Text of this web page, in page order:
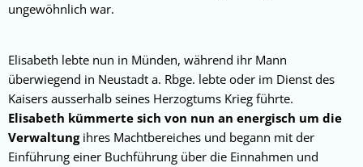
ungewöhnlich war.
Elisabeth lebte nun in Münden, während ihr Mann
überwiegend in Neustadt a. Rbge. lebte oder im Dienst des
Kaisers ausserhalb seines Herzogtums Krieg führte.
Elisabeth kümmerte sich von nun an energisch um die
Verwaltungihres Machtbereiches und begann mit der
Einführung einer Buchführung über die Einnahmen und